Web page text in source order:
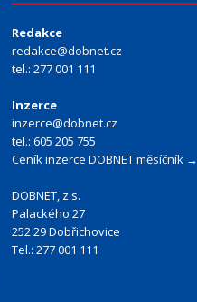
Redakce
redakce@dobnet.cz
tel.: 277 001 111
Inzerce
inzerce@dobnet.cz
tel.: 605 205 755
Ceník inzerce DOBNET měsíčník →
DOBNET, z.s.
Palackého 27
252 29 Dobřichovice
Tel.: 277 001 111